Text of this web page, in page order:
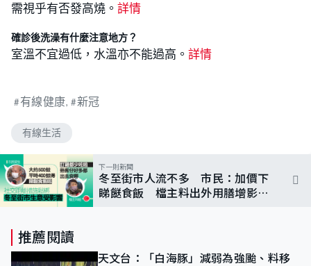
需視乎有否發高燒。 詳情
確診後洗澡有什麼注意地方？
室溫不宜過低，水溫亦不能過高。 詳情
有線健康 新冠
有線生活
下一則新聞
冬至街市人流不多 市民：加價下
睇餸食飯 檔主料出外用膳增影響
推薦閱讀
天文台：「白海豚」減弱為強颱、料移